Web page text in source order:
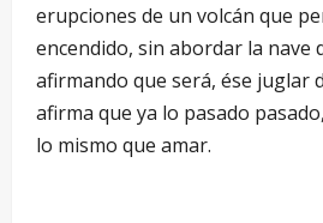
erupciones de un volcán que
encendido, sin abordar la nave
afirmando que será, ése juglar
afirma que ya lo pasado
lo mismo que amar.